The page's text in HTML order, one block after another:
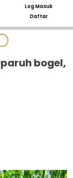
Log Masuk
Daftar
bogel,